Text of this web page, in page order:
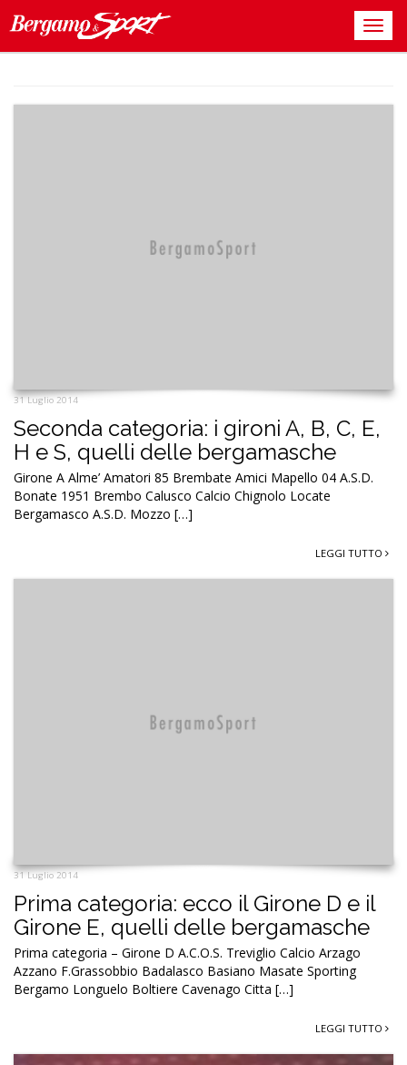
31 Luglio 2014
Seconda categoria: i gironi A, B, C, E,
H e S, quelli delle bergamasche
Girone A Alme’ Amatori 85 Brembate Amici Mapello 04 A.S.D.
Bonate 1951 Brembo Calusco Calcio Chignolo Locate
Bergamasco A.S.D. Mozzo […]
LEGGI TUTTO
31 Luglio 2014
Prima categoria: ecco il Girone D e il
Girone E, quelli delle bergamasche
Prima categoria – Girone D A.C.O.S. Treviglio Calcio Arzago
Azzano F.Grassobbio Badalasco Basiano Masate Sporting
Bergamo Longuelo Boltiere Cavenago Citta […]
LEGGI TUTTO